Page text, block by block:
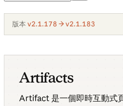
版本 v2.1.178 → v2.1.183
Artifacts
Artifact 是一個即時互動式